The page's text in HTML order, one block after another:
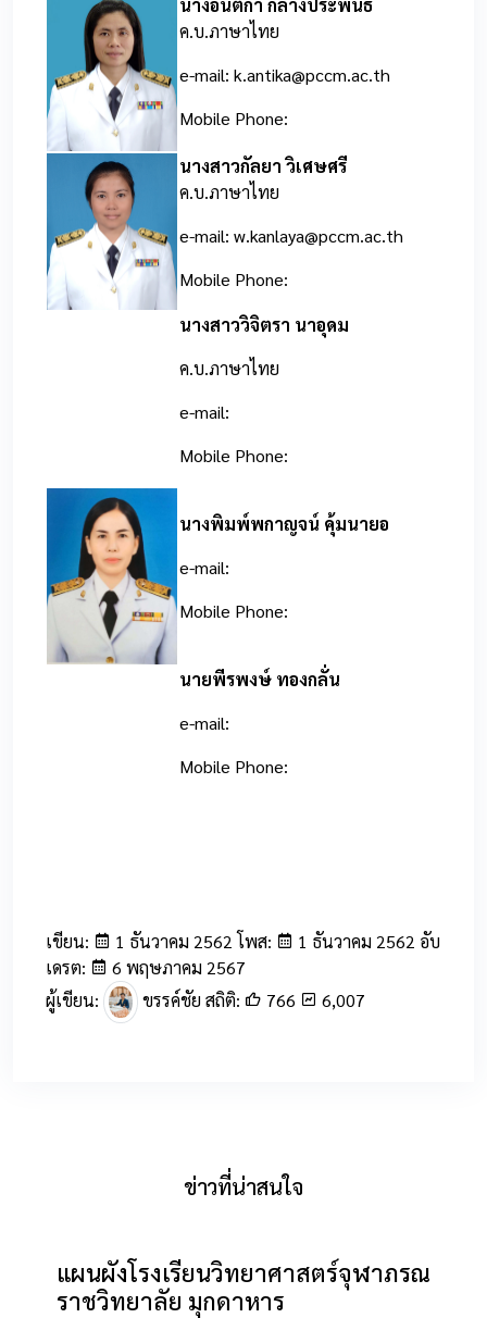
นางอันติกา กลางประพันธ์
ค.บ.ภาษาไทย
e-mail: k.antika@pccm.ac.th
Mobile Phone:
นางสาวกัลยา วิเศษศรี
ค.บ.ภาษาไทย
e-mail: w.kanlaya@pccm.ac.th
Mobile Phone:
นางสาววิจิตรา นาอุดม
ค.บ.ภาษาไทย
e-mail:
Mobile Phone:
นางพิมพ์พกาญจน์ คุ้มนายอ
e-mail:
Mobile Phone:
นายพีรพงษ์ ทองกลั่น
e-mail:
Mobile Phone:
เขียน: 1 ธันวาคม 2562 โพส:
1 ธันวาคม 2562 อับ
เดรต:
6 พฤษภาคม 2567
ผู้เขียน:
ขรรค์ชัย สถิติ: 766 6,007
ข่าวที่น่าสนใจ
แผนผังโรงเรียนวิทยาศาสตร์จุฬาภรณ
ราชวิทยาลัย มุกดาหาร